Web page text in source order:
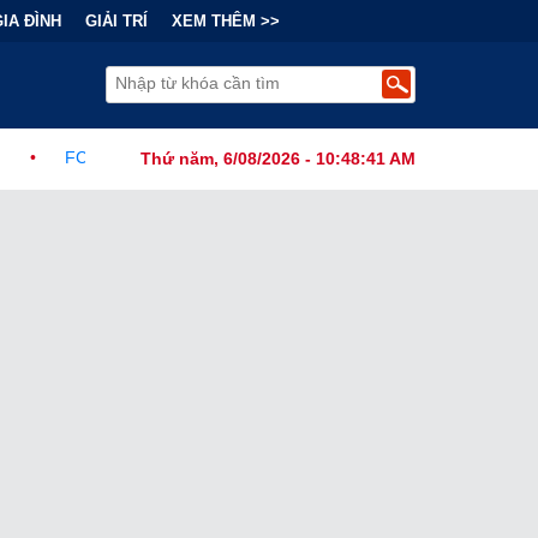
ĐÌNH GIẢI TRÍ XEM THÊM >>
Thứ năm, 6/08/2026 - 10:48:43 AM
Ban Hành Lệnh Cấm Robot Hút Bụi Thông Minh Sản Xuất Tại